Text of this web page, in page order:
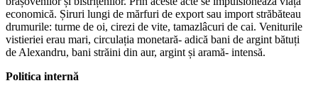
economică. Șiruri lungi de mărfuri de export sau import străbăteau
drumurile: turme de oi, cirezi de vite, tamazlâcuri de cai. Veniturile
vistieriei erau mari, circulația monetară- adică bani de argint bătuți
de Alexandru, bani străini din aur, argint și aramă- intensă.
Politica internă